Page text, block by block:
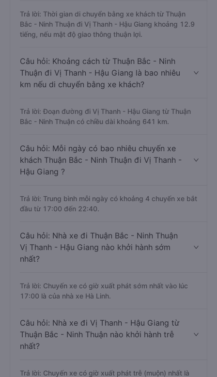
Trả lời: Thời gian di chuyển bằng xe khách từ Thuận
Bắc - Ninh Thuận đi Vị Thanh - Hậu Giang khoảng 12.9
tiếng, nếu mật độ giao thông thuận lợi.
Câu hỏi: Khoảng cách từ Thuận Bắc - Ninh
Thuận đi Vị Thanh - Hậu Giang là bao nhiêu
km nếu di chuyển bằng xe khách?
Trả lời: Đoạn đường đi Vị Thanh - Hậu Giang từ Thuận
Bắc - Ninh Thuận có chiều dài khoảng 641 km.
Câu hỏi: Mỗi ngày có bao nhiêu chuyến xe
khách Thuận Bắc - Ninh Thuận đi Vị Thanh -
Hậu Giang ?
Trả lời: Trung bình mỗi ngày có khoảng 4 chuyến xe bắt
đầu từ 17:00 đến 22:40.
Câu hỏi: Nhà xe đi Thuận Bắc - Ninh Thuận
Vị Thanh - Hậu Giang nào khởi hành sớm
nhất?
Trả lời: Chuyến xe có giờ xuất phát sớm nhất vào lúc
17:00 là của nhà xe Hà Linh.
Câu hỏi: Nhà xe đi Vị Thanh - Hậu Giang từ
Thuận Bắc - Ninh Thuận nào khởi hành trễ
nhất?
Trả lời: Chuyến xe có giờ xuất phát trễ (muộn) nhất là